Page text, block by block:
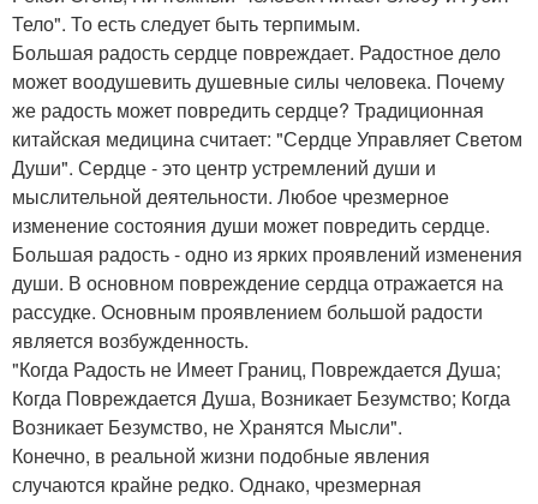
Тело". То есть следует быть терпимым.
Большая радость сердце повреждает. Радостное дело
может воодушевить душевные силы человека. Почему
же радость может повредить сердце? Традиционная
китайская медицина считает: "Сердце Управляет Светом
Души". Сердце - это центр устремлений души и
мыслительной деятельности. Любое чрезмерное
изменение состояния души может повредить сердце.
Большая радость - одно из ярких проявлений изменения
души. В основном повреждение сердца отражается на
рассудке. Основным проявлением большой радости
является возбужденность.
"Когда Радость не Имеет Границ, Повреждается Душа;
Когда Повреждается Душа, Возникает Безумство; Когда
Возникает Безумство, не Хранятся Мысли".
Конечно, в реальной жизни подобные явления
случаются крайне редко. Однако, чрезмерная